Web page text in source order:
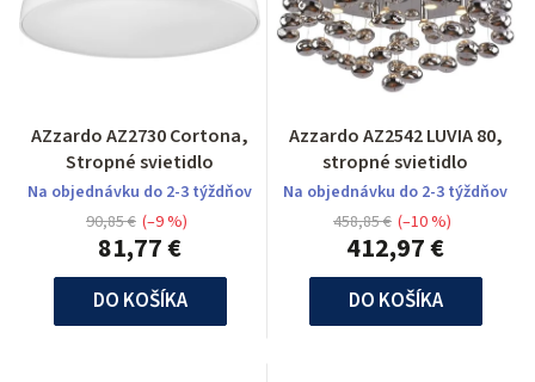
AZzardo AZ2730 Cortona,
Stropné svietidlo
Na objednávku do 2-3 týždňov
81,77 €
90,85 € (–9 %)
DO KOŠÍKA
Azzardo AZ2542 LUVIA 80,
stropné svietidlo
Na objednávku do 2-3 týždňov
412,97 €
458,85 € (–10 %)
DO KOŠÍKA